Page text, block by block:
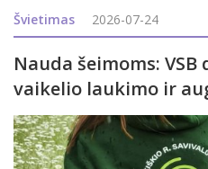
valstybinius brandos
Prezidentūra.&nb
Švietimas 2026-07-24
Nauda šeimoms:
vaikelio laukimo ir